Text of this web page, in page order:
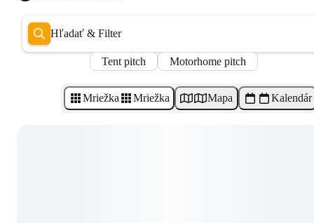
Hľadať & Filter
Tent pitch Motorhome pitch
Mriežka Mriežka Mapa Kalendár